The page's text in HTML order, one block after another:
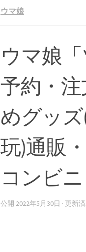
ウマ娘
ウマ娘「
予約・
めグッ
玩)通販
コンビニ
公開 2022年5月30日 · 更新